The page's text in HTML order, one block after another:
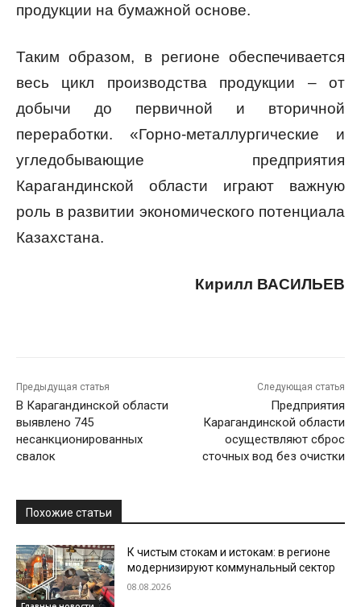
продукции на бумажной основе.
Таким образом, в регионе обеспечивается
весь цикл производства продукции – от
добычи до первичной и вторичной
переработки. «Горно-металлургические и
угледобывающие предприятия
Карагандинской области играют важную
роль в развитии экономического потенциала
Казахстана.
Кирилл ВАСИЛЬЕВ
Предыдущая статья
В Карагандинской области
выявлено 745
несанкционированных
свалок
Следующая статья
Предприятия
Карагандинской области
осуществляют сброс
сточных вод без очистки
Похожие статьи
К чистым стокам и истокам: в регионе
модернизируют коммунальный сектор
08.08.2026